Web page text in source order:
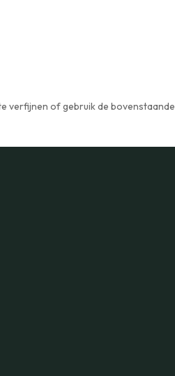
verfijnen of gebruik de bovenstaande